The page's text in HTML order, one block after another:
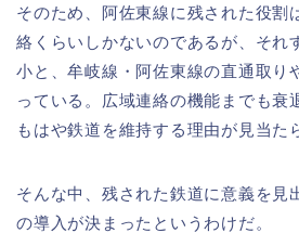
そのため、阿佐東線に残された役割
絡くらいしかないのであるが、それ
小と、牟岐線・阿佐東線の直通取り
っている。広域連絡の機能までも衰
もはや鉄道を維持する理由が見当た
そんな中、残された鉄道に意義を見
の導入が決まったというわけだ。